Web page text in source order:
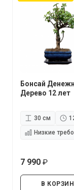
Бонсай
Дерево 12 лет
30 см
Низкие
7 990
В